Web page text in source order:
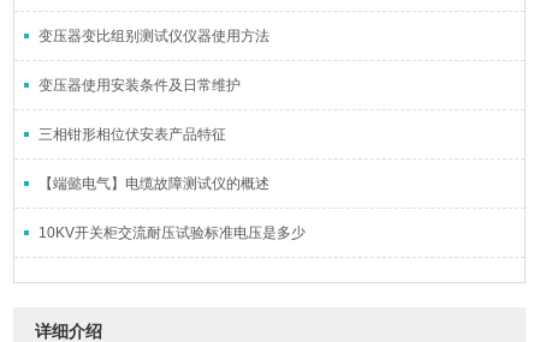
变压器变比组别测试仪仪器使用方法
变压器使用安装条件及日常维护
三相钳形相位伏安表产品特征
【端懿电气】电缆故障测试仪的概述
10KV开关柜交流耐压试验标准电压是多少
详细介绍